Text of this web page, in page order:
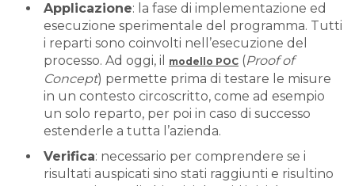
Applicazione: la fase di implementazione ed
esecuzione sperimentale del programma. Tutti
i reparti sono coinvolti nell’esecuzione del
processo. Ad oggi, il
modello POC (Proof of
Concept) permette prima di testare le misure
in un contesto circoscritto, come ad esempio
un solo reparto, per poi in caso di successo
estenderle a tutta l’azienda.
Verifica: necessario per comprendere se i
risultati auspicati sino stati raggiunti e risultino